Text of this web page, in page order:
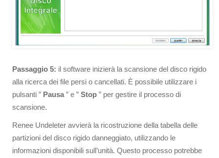
Passaggio 5: il software inizierà la scansione del disco rigido
alla ricerca dei file persi o cancellati. È possibile utilizzare i
pulsanti ” Pausa ” e ” Stop ” per gestire il processo di
scansione.
Renee Undeleter avvierà la ricostruzione della tabella delle
partizioni del disco rigido danneggiato, utilizzando le
informazioni disponibili sull’unità. Questo processo potrebbe